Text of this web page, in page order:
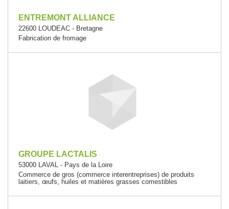
ENTREMONT ALLIANCE
22600 LOUDEAC - Bretagne
Fabrication de fromage
GROUPE LACTALIS
53000 LAVAL - Pays de la Loire
Commerce de gros (commerce interentreprises) de produits
laitiers, œufs, huiles et matières grasses comestibles